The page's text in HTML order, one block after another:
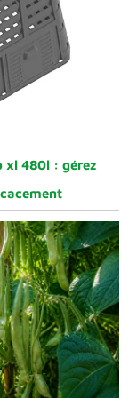
xl 480l : gérez